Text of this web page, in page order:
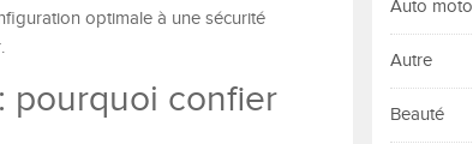
optimale à une sécurité
pourquoi confier
Auto moto
Autre
Beauté